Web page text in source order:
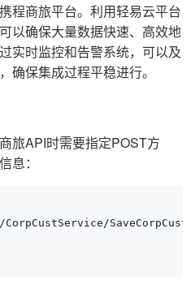
程商旅平台。利用轻易云平台
以确保大量数据快速、高效地
实时监控和告警系统，可以及
确保集成过程平稳进行。
旅API时需要指定POST方
息：
CorpCustService/